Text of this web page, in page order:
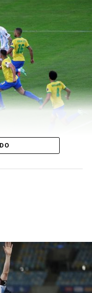
recibió una infracción
efectuó el tiro
El rosarino se
dejando un saldo
los cuatro